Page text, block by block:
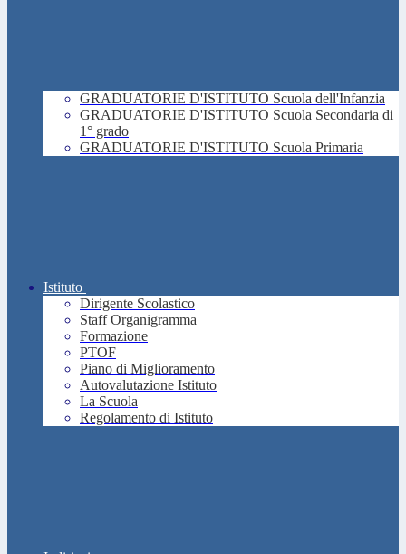
GRADUATORIE D'ISTITUTO Scuola dell'Infanzia
GRADUATORIE D'ISTITUTO Scuola Secondaria di
1° grado
GRADUATORIE D'ISTITUTO Scuola Primaria
Istituto
Dirigente Scolastico
Staff Organigramma
Formazione
PTOF
Piano di Miglioramento
Autovalutazione Istituto
La Scuola
Regolamento di Istituto